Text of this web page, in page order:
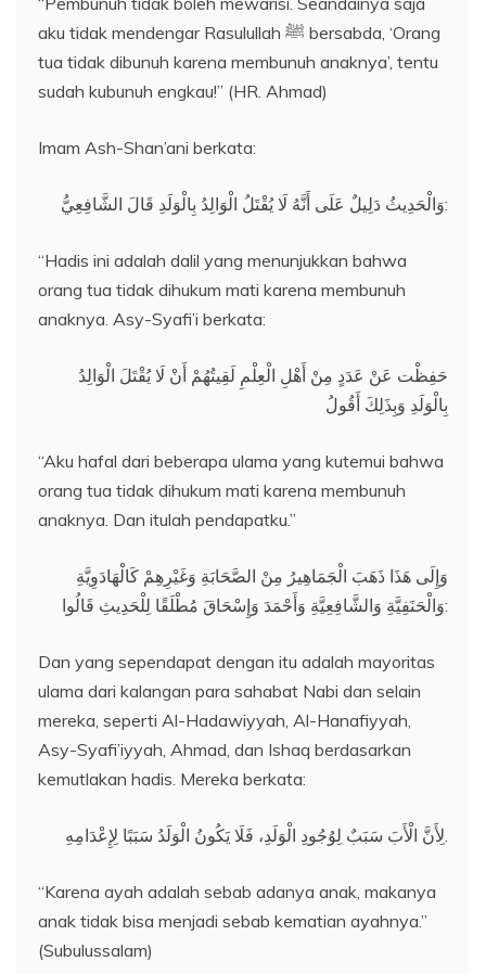
aku tidak mendengar Rasulullah ﷺ bersabda, ‘Orang
tua tidak dibunuh karena membunuh anaknya’, tentu
sudah kubunuh engkau!” (HR. Ahmad)
Imam Ash-Shan’ani berkata:
وَالْحَدِيثُ دَلِيلٌ عَلَى أَنَّهُ لَا يُقْتَلُ الْوَالِدُ بِالْوَلَدِ قَالَ الشَّافِعِيُّ:
“Hadis ini adalah dalil yang menunjukkan bahwa
orang tua tidak dihukum mati karena membunuh
anaknya. Asy-Syafi’i berkata:
حَفِظْت عَنْ عَدَدٍ مِنْ أَهْلِ الْعِلْمِ لَقِيتُهُمْ أَنْ لَا يُقْتَلَ الْوَالِدُ
بِالْوَلَدِ وَبِذَلِكَ أَقُولُ
“Aku hafal dari beberapa ulama yang kutemui bahwa
orang tua tidak dihukum mati karena membunuh
anaknya. Dan itulah pendapatku.”
وَإِلَى هَذَا ذَهَبَ الْجَمَاهِيرُ مِنْ الصَّحَابَةِ وَغَيْرِهِمْ كَالْهَادَوِيَّةِ
وَالْحَنَفِيَّةِ وَالشَّافِعِيَّةِ وَأَحْمَدَ وَإِسْحَاقَ مُطْلَقًا لِلْحَدِيثِ قَالُوا:
Dan yang sependapat dengan itu adalah mayoritas
ulama dari kalangan para sahabat Nabi dan selain
mereka, seperti Al-Hadawiyyah, Al-Hanafiyyah,
Asy-Syafi’iyyah, Ahmad, dan Ishaq berdasarkan
kemutlakan hadis. Mereka berkata:
لِأَنَّ الْأَبَ سَبَبٌ لِوُجُودِ الْوَلَدِ، فَلَا يَكُونُ الْوَلَدُ سَبَبًا لِإِعْدَامِهِ.
“Karena ayah adalah sebab adanya anak, makanya
anak tidak bisa menjadi sebab kematian ayahnya.”
(Subulussalam)